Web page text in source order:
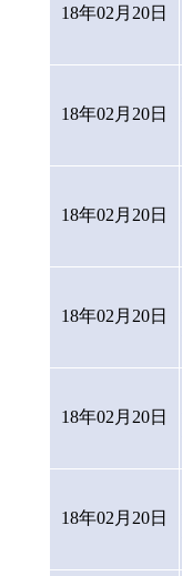
18年02月20日
18年02月20日
18年02月20日
18年02月20日
18年02月20日
18年02月20日